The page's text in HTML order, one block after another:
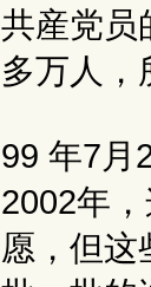
共産党员
多万人，
99 年7月
2002年
愿，但这